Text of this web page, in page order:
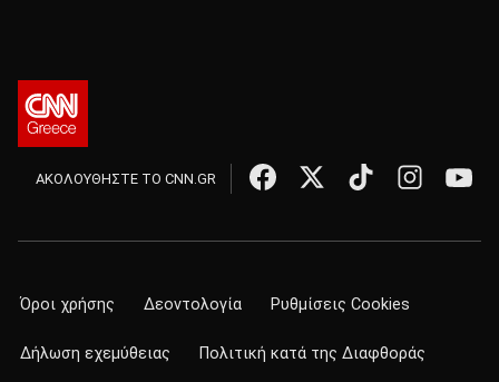
ΑΚΟΛΟΥΘΗΣΤΕ ΤΟ CNN.GR
Όροι χρήσης Δεοντολογία Ρυθμίσεις Cookies
Δήλωση εχεμύθειας Πολιτική κατά της Διαφθοράς